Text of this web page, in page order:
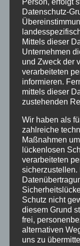
Klassifizierung
Neuigkeiten
Newsletter
Oberstdorf
Winter
INHALTE
Willkommen
Angebote
Unterkunft
Ferienhotel
5-Raum-
4-Raum-
4-Raum-
Datenschutz-
Mittels dieser
Unternehmen
und Zweck der
verarbeiteten
informieren.
mittels dieser
zustehenden
Wir haben als
zahlreiche
Maßnahmen
lückenlosen
verarbeiteten
sicherzustellen.
Schutz nicht
diesem Grund
frei,
alternativen
uns zu